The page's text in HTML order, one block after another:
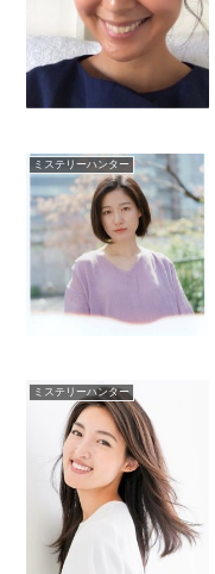
ミステリーハンター
ミステリーハンター